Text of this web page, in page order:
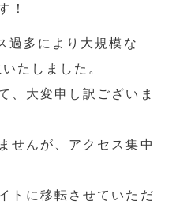
！
過多により大規模な
たしました。
、大変申し訳ございま
せんが、アクセス集中
トに移転させていただ